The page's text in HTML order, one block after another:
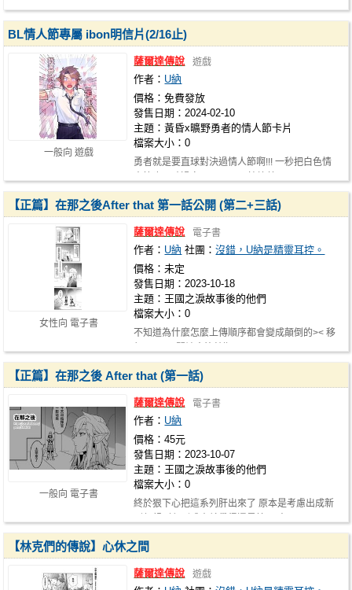
一般向 遊戲
BL情人節專屬 ibon明信片(2/16止)
薩爾達傳說 遊戲
作者： U納
價格：免費發放
發售日期：2024-02-10
主題：黃昏x曠野勇者的情人節卡片
檔案大小：0
勇者就是要直球對決過情人節啊!!! 一秒把白色情
女性向 電子書
【正篇】在那之後After that 第一話公開 (第二+三話)
薩爾達傳說 電子書
作者： U納 社團：沒錯，U納是精靈耳控。
價格：未定
發售日期：2023-10-18
主題：王國之淚故事後的他們
檔案大小：0
不知道為什麼怎麼上傳順序都會變成顛倒的>< 移
一般向 電子書
【正篇】在那之後 After that (第一話)
薩爾達傳說 電子書
作者： U納
價格：45元
發售日期：2023-10-07
主題：王國之淚故事後的他們
檔案大小：0
終於狠下心把這系列肝出來了 原本是考慮出成新
【林克們的傳說】心休之間
薩爾達傳說 遊戲